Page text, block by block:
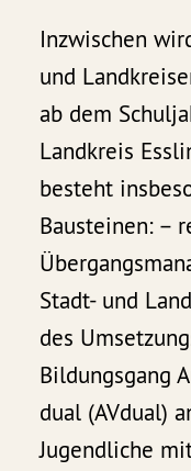
Inzwischen
und
ab dem
Landkreis
besteht
Bausteinen: –
Stadt- und
des
Bildungsgang
dual (AVdual)
Jugendliche